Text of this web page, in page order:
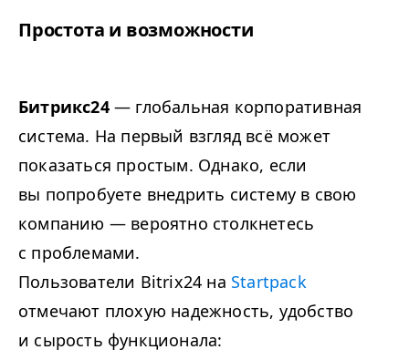
Простота и возможности
Битрикс24— глобальная корпоративная
система. На первый взгляд всё может
показаться простым. Однако, если
вы попробуете внедрить систему в свою
компанию — вероятно столкнетесь
с проблемами.
Пользователи Bitrix24 на Startpack
отмечают плохую надежность, удобство
и сырость функционала: